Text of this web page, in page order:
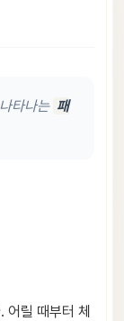
타나는 패
어릴 때부터 체